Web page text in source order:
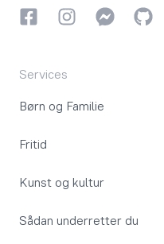
FacebookInstagramInstagram
GitHub
Services
Børn og Familie
Fritid
Kunst og kultur
Sådan underretter du